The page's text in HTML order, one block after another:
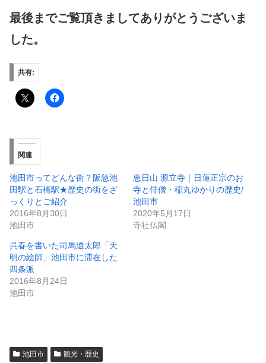
最後までご覧頂きましてありがとうございま
した。
共有:
関連
池田市ってどんな街？阪急池
田駅と石橋駅★歴史の街をざ
っくりとご紹介
2016年8月30日
池田市
恵日山 源立寺｜日蓮正宗のお
寺と俳僧・稲丸ゆかりの歴史/
池田市
2020年5月17日
寺社仏閣
呉春を書いた司馬遼太郎「天
明の絵師」池田市に滞在した
四条派
2016年8月24日
池田市
池田市 観光・歴史